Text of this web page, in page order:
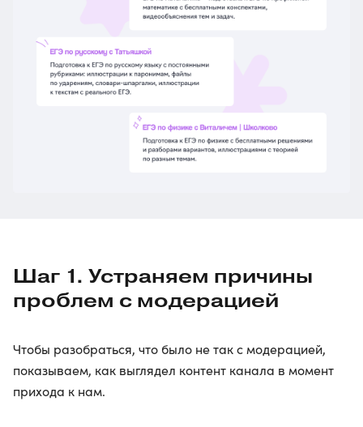
Шаг 1. Устраняем причины
проблем с модерацией
Чтобы разобраться, что было не так с модерацией,
показываем, как выглядел контент канала в момент
прихода к нам.